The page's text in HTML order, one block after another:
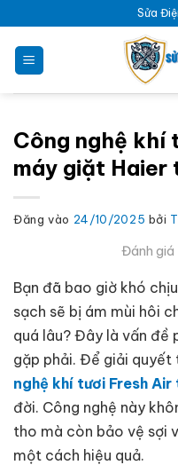
Sửa
Công nghệ khí
máy giặt Haier
Đăng vào 24/10/2025 bởi
Đánh giá
Bạn đã bao giờ khó
sạch sẽ bị ám mùi hôi
quá lâu? Đây là vấn đề
gặp phải. Để giải
nghệ khí tươi Fresh
đời. Công nghệ này
tho mà còn bảo vệ sợi
một cách hiệu quả.